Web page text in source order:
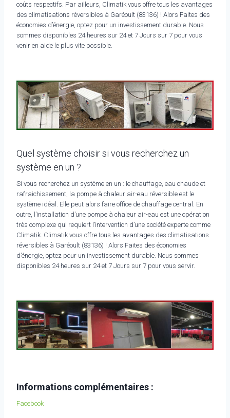
coûts respectifs. Par ailleurs, Climatik vous offre tous les avantages
des climatisations réversibles à Garéoult (83136) ! Alors Faites des
économies d’énergie, optez pour un investissement durable. Nous
sommes disponibles 24 heures sur 24 et 7 Jours sur 7 pour vous
venir en aide le plus vite possible.
Quel système choisir si vous recherchez un
système en un ?
Si vous recherchez un système en un : le chauffage, eau chaude et
rafraichissement, la pompe à chaleur air-eau réversible est le
système idéal. Elle peut alors faire office de chauffage central. En
outre, l’installation d’une pompe à chaleur air-eau est une opération
très complexe qui requiert l’intervention d’une société experte comme
Climatik. Climatik vous offre tous les avantages des climatisations
réversibles à Garéoult (83136) ! Alors Faites des économies
d’énergie, optez pour un investissement durable. Nous sommes
disponibles 24 heures sur 24 et 7 Jours sur 7 pour vous servir.
Informations complémentaires :
Facebook